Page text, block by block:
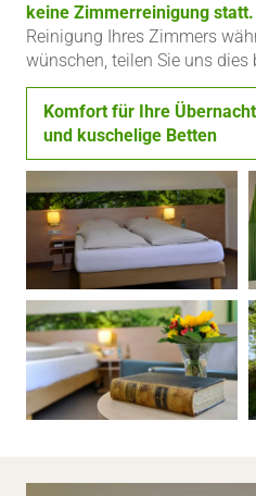
keine Zimmerreinigung statt.
Reinigung Ihres Zimmers
wünschen, teilen Sie uns dies
Komfort für Ihre
und kuschelige Betten